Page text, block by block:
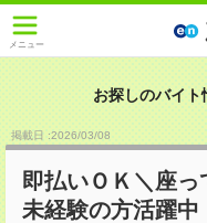
メニュー
お探しのバイト
掲載日 :2026/03/08
即払いＯＫ＼座
未経験の方活躍中